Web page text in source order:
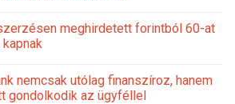
meghirdetett forintból 60-at
nemcsak utólag finanszíroz, hanem
gondolkodik az ügyféllel